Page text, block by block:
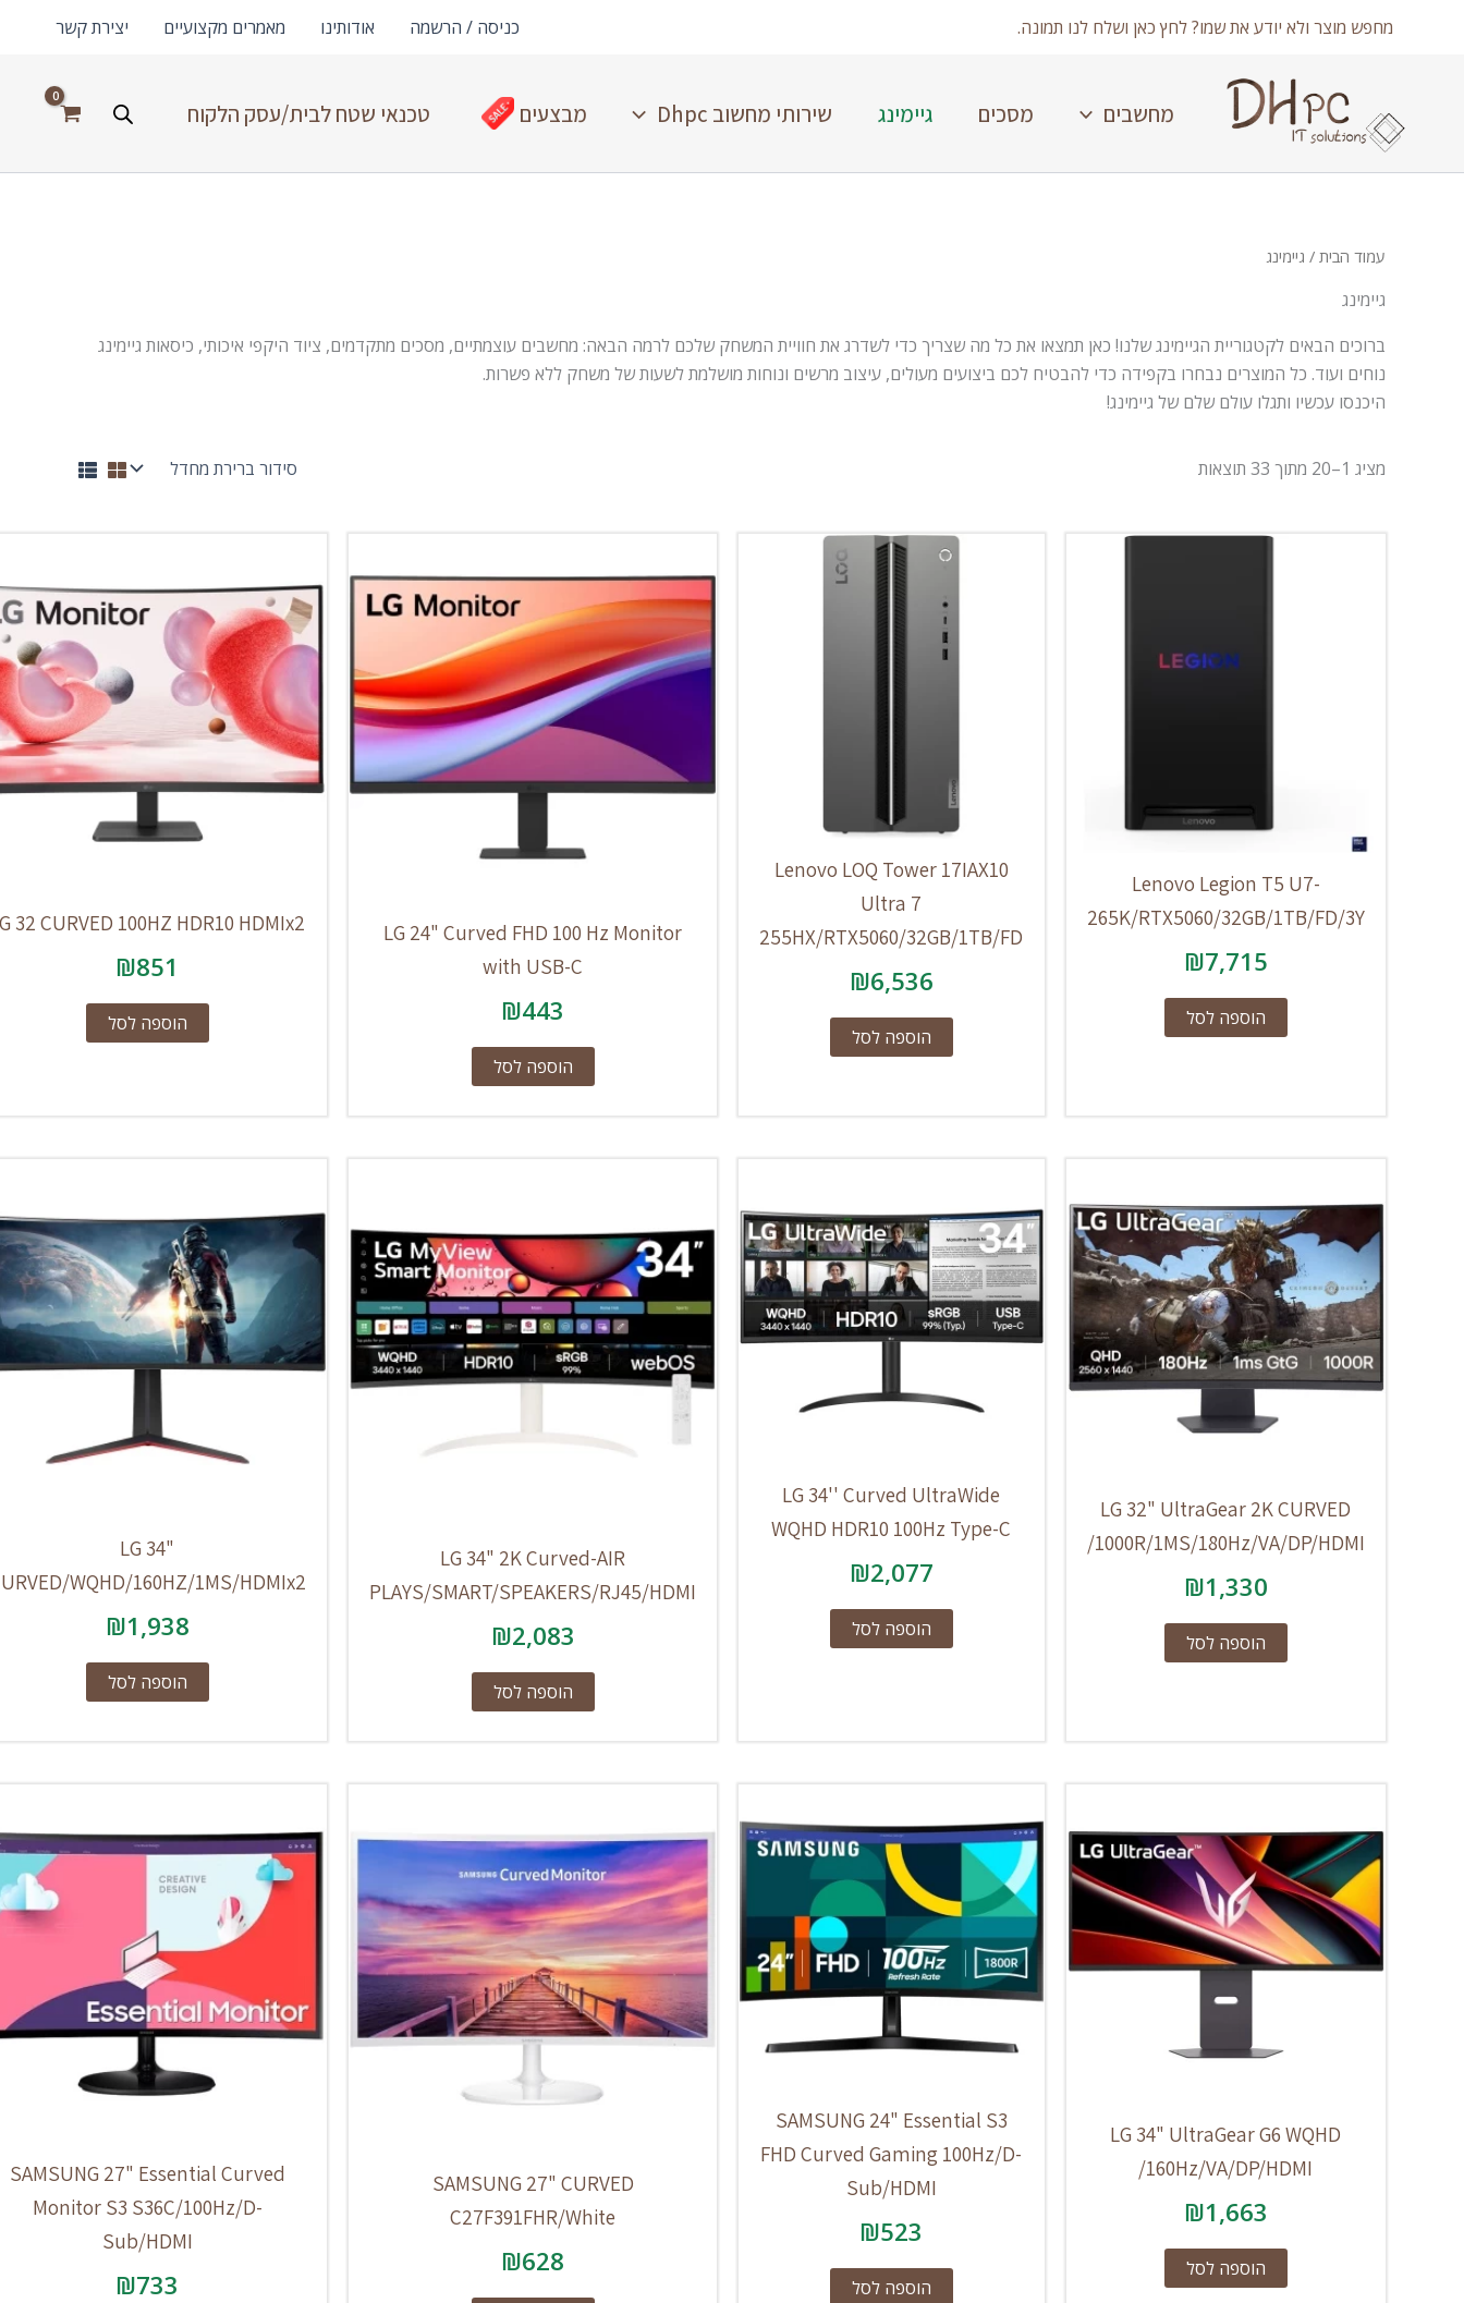
מחפש מוצר ולא יודע את שמו? לחץ כאן ושלח לנו תמונה. כניסה / הרשמה אודותינו מאמרים מקצועיים יצירת קשר
מחשבים מסכים גיימינג שירותי מחשוב Dhpc מבצעים טכנאי שטח לבית/עסק הלקוח
עמוד הבית / גיימינג
גיימינג
ברוכים הבאים לקטגוריית הגיימינג שלנו! כאן תמצאו את כל מה שצריך כדי לשדרג את חוויית המשחק שלכם לרמה הבאה: מחשבים עוצמתיים, מסכים מתקדמים, ציוד היקפי איכותי, כיסאות גיימינג
נוחים ועוד. כל המוצרים נבחרו בקפידה כדי להבטיח לכם ביצועים מעולים, עיצוב מרשים ונוחות מושלמת לשעות של משחק ללא פשרות.
היכנסו עכשיו ותגלו עולם שלם של גיימינג!
Showing 1–33 of 33 results
Lenovo Legion T5 U7-
265K/RTX5060/32GB/1TB/FD/3Y
₪7,715
הוספה לסל
Lenovo LOQ Tower 17IAX10
Ultra 7
255HX/RTX5060/32GB/1TB/FD
₪6,536
הוספה לסל
LG 24" Curved FHD 100 Hz Monitor
with USB-C
₪443
הוספה לסל
32 CURVED 100HZ HDR10 HDMIx2
₪851
הוספה לסל
LG 32" UltraGear 2K CURVED
/1000R/1MS/180Hz/VA/DP/HDMI
₪1,330
הוספה לסל
LG 34'' Curved UltraWide
WQHD HDR10 100Hz Type-C
₪2,077
הוספה לסל
LG 34" 2K Curved-AIR
PLAYS/SMART/SPEAKERS/RJ45/HDMI
₪2,083
הוספה לסל
LG 34"
WQHD/160HZ/1MS/HDMIx2
₪1,938
הוספה לסל
LG 34" UltraGear G6 WQHD
/160Hz/VA/DP/HDMI
₪1,663
הוספה לסל
SAMSUNG 24" Essential S3
FHD Curved Gaming 100Hz/D-
Sub/HDMI
₪523
הוספה לסל
SAMSUNG 27" CURVED
C27F391FHR/White
₪628
SAMSUNG 27" Essential Curved
Monitor S3 S36C/100Hz/D-
Sub/HDMI
₪733